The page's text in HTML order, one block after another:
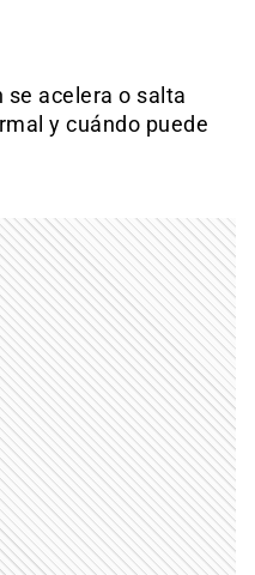
se acelera o salta
y cuándo puede